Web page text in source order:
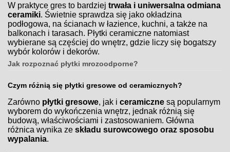
W praktyce gres to bardziejtrwała i uniwersalna odmiana
ceramiki. Świetnie sprawdza się jako okładzina
podłogowa, na ścianach w łazience, kuchni, a także na
balkonach i tarasach. Płytki ceramiczne natomiast
wybierane są częściej do wnętrz, gdzie liczy się bogatszy
wybór kolorów i dekorów.
Jak rozpoznać płytki mrozoodporne?
Czym różnią się płytki gresowe od ceramicznych?
Zarówno płytki gresowe, jak iceramiczne są popularnym
wyborem do wykończenia wnętrz, jednak różnią się
budową, właściwościami i zastosowaniem. Główna
różnica wynika zeskładu surowcowego oraz sposobu
wypalania.